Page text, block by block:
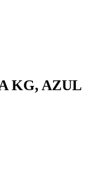
KG, AZUL